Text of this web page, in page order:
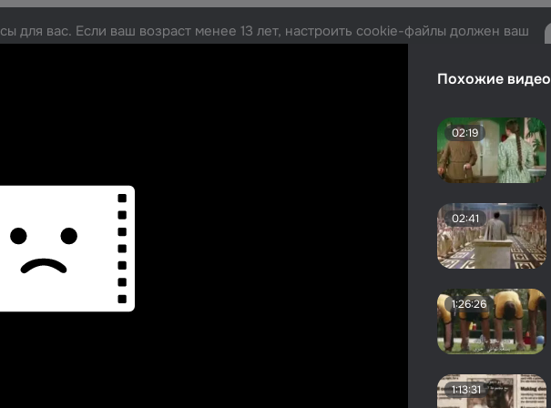
Похожие видео
02:19
02:41
1:26:26
1:13:31
для вас. Если ваш возраст менее 13 лет, настроить cookie-файлы должен ваш